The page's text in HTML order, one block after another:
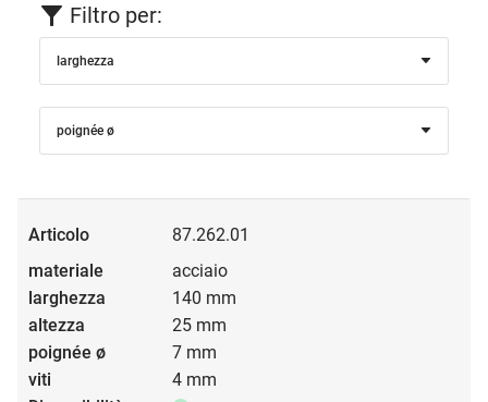
Filtro per:
larghezza
poignée ø
87.262.01
acciaio
140 mm
25 mm
7 mm
4 mm